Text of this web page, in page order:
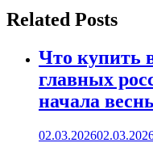
Related Posts
Что купить
главных
начала
02.03.2026